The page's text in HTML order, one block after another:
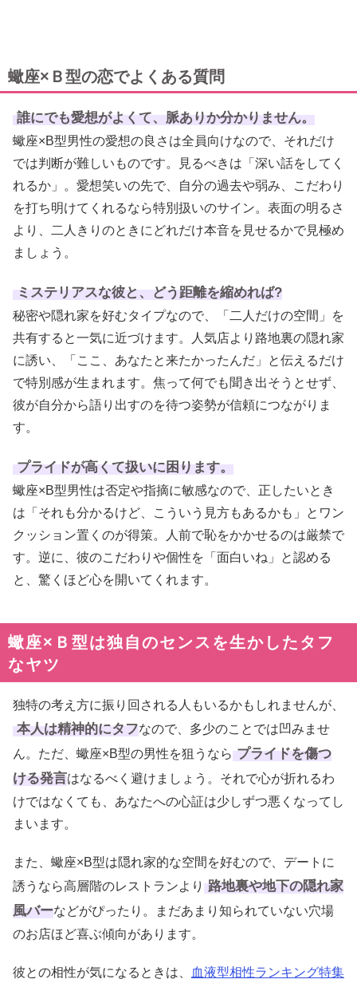
蠍座×Ｂ型の恋でよくある質問
誰にでも愛想がよくて、脈ありか分かりません。
蠍座×B型男性の愛想の良さは全員向けなので、それだけ
では判断が難しいものです。見るべきは「深い話をしてく
れるか」。愛想笑いの先で、自分の過去や弱み、こだわり
を打ち明けてくれるなら特別扱いのサイン。表面の明るさ
より、二人きりのときにどれだけ本音を見せるかで見極め
ましょう。
ミステリアスな彼と、どう距離を縮めれば?
秘密や隠れ家を好むタイプなので、「二人だけの空間」を
共有すると一気に近づけます。人気店より路地裏の隠れ家
に誘い、「ここ、あなたと来たかったんだ」と伝えるだけ
で特別感が生まれます。焦って何でも聞き出そうとせず、
彼が自分から語り出すのを待つ姿勢が信頼につながりま
す。
プライドが高くて扱いに困ります。
蠍座×B型男性は否定や指摘に敏感なので、正したいとき
は「それも分かるけど、こういう見方もあるかも」とワン
クッション置くのが得策。人前で恥をかかせるのは厳禁で
す。逆に、彼のこだわりや個性を「面白いね」と認める
と、驚くほど心を開いてくれます。
蠍座×Ｂ型は独自のセンスを生かしたタフ
なヤツ
独特の考え方に振り回される人もいるかもしれませんが、
本人は精神的にタフなので、多少のことでは凹みませ
ん。ただ、蠍座×B型の男性を狙うなら プライドを傷つ
ける発言はなるべく避けましょう。それで心が折れるわ
けではなくても、あなたへの心証は少しずつ悪くなってし
まいます。
また、蠍座×B型は隠れ家的な空間を好むので、デートに
誘うなら高層階のレストランより 路地裏や地下の隠れ家
風バーなどがぴったり。まだあまり知られていない穴場
のお店ほど喜ぶ傾向があります。
彼との相性が気になるときは、
血液型相性ランキング特集